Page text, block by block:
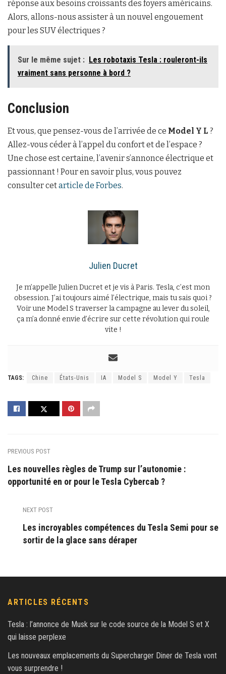
réponse aux besoins croissants des foyers américains.
Alors, allons-nous assister à un nouvel engouement
pour les SUV électriques ?
Sur le même sujet : Les robotaxis Tesla : rouleront-ils
vraiment sans personne à bord ?
Conclusion
Et vous, que pensez-vous de l’arrivée de ce Model Y L ?
Allez-vous céder à l’appel du confort et de l’espace ?
Une chose est certaine, l’avenir s’annonce électrique et
passionnant ! Pour en savoir plus, vous pouvez
consulter cetarticle de Forbes.
Julien Ducret
Je m’appelle Julien Ducret et je vis à Paris. Tesla, c’est mon
obsession. J’ai toujours aimé l’électrique, mais tu sais quoi ?
Voir une Model S traverser la campagne au lever du soleil,
ça m’a donné envie d’écrire sur cette révolution qui roule
vite !
TAGS: Chine États-Unis IA Model S Model Y Tesla
PREVIOUS POST
Les nouvelles règles de Trump sur l’autonomie :
opportunité en or pour le Tesla Cybercab ?
NEXT POST
Les incroyables compétences du Tesla Semi pour se
sortir de la glace sans déraper
ARTICLES RÉCENTS
Tesla : l’annonce de Musk sur le code source de la Model S et X
qui laisse perplexe
Les nouveaux emplacements du Supercharger Diner de Tesla vont
vous surprendre !